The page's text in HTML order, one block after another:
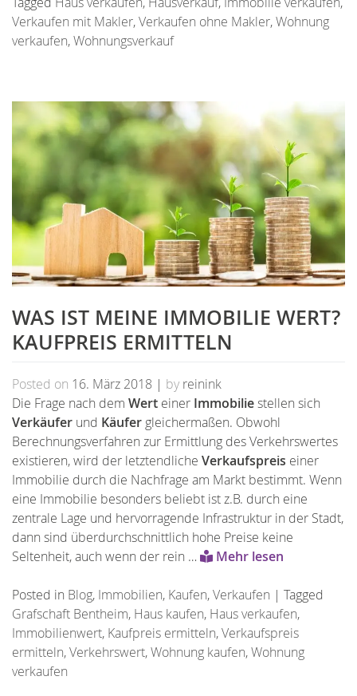
Verkaufen mit Makler,Verkaufen ohne Makler,Wohnung
verkaufen,Wohnungsverkauf
WAS IST MEINE IMMOBILIE WERT?
KAUFPREIS ERMITTELN
Posted on 16. März 2018 | by reinink
Die Frage nach dem Wert einer Immobiliestellen sich
Verkäufer und Käufer gleichermaßen. Obwohl
Berechnungsverfahren zur Ermittlung des Verkehrswertes
existieren, wird der letztendliche Verkaufspreis einer
Immobilie durch die Nachfrage am Markt bestimmt. Wenn
eine Immobilie besonders beliebt ist z.B. durch eine
zentrale Lage und hervorragende Infrastruktur in der Stadt,
dann sind überdurchschnittlich hohe Preise keine
Seltenheit, auch wenn der rein …
Mehr lesen
Posted in Blog, Immobilien, Kaufen,Verkaufen | Tagged
Grafschaft Bentheim, Haus kaufen, Haus verkaufen,
Immobilienwert, Kaufpreis ermitteln,Verkaufspreis
ermitteln,Verkehrswert,Wohnung kaufen,Wohnung
verkaufen